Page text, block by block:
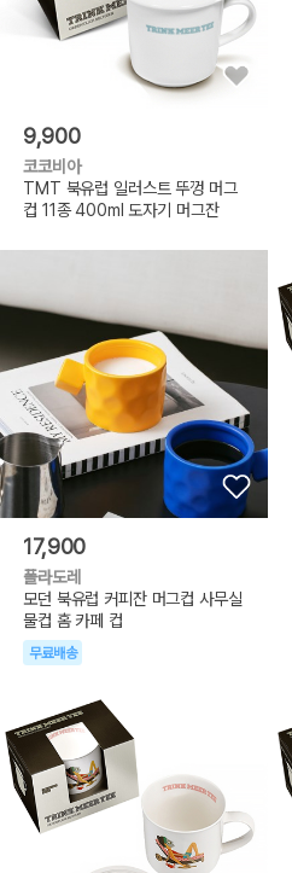
9,900
코코비아
TMT 북유럽 일러스트 뚜껑 머그
컵 11종 400ml 도자기 머그잔
17,900
폴라도레
모던 북유럽 커피잔 머그컵 사무실
물컵 홈 카페 컵
무료배송